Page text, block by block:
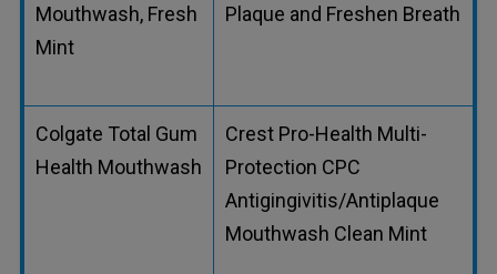
Mouthwash, Fresh
Mint
Plaque and Freshen Breath
Colgate Total Gum
Health Mouthwash
Crest Pro-Health Multi-
Protection CPC
Antigingivitis/Antiplaque
Mouthwash Clean Mint